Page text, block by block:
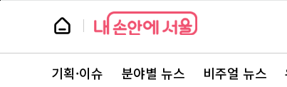
본
뉴
스
뉴
스
주
기획·이슈 분야별 뉴스 비주얼 뉴스
페